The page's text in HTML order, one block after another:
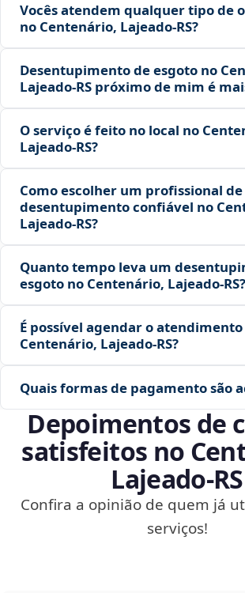
Vocês atendem qualquer tipo de
no Centenário, Lajeado‑RS?
Desentupimento de esgoto no
Lajeado‑RS próximo de mim é
O serviço é feito no local no
Lajeado‑RS?
Como escolher um profissional de
desentupimento confiável no
Lajeado‑RS?
Quanto tempo leva um
esgoto no Centenário, Lajeado‑RS?
É possível agendar o
Centenário, Lajeado‑RS?
Quais formas de pagamento são
Depoimentos de
satisfeitos no
Lajeado‑RS
Confira a opinião de quem já
serviços!